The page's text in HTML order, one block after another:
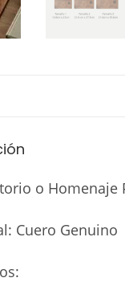
o Homenaje
Cuero Genuino